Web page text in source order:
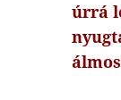
úrrá